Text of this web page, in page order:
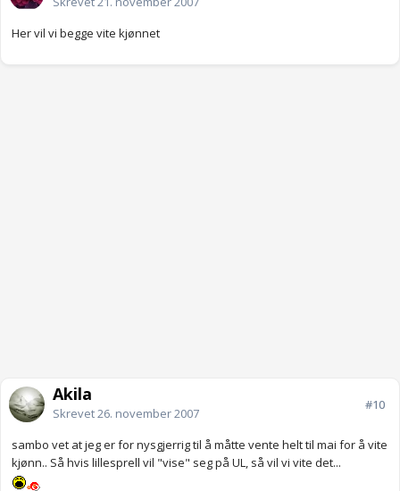
Her vil vi begge vite kjønnet
Akila
Skrevet26. november 2007
#10
sambo vet at jeg er for nysgjerrig til å måtte vente helt til mai for å vite
kjønn.. Så hvis lillesprell vil "vise" seg på UL, så vil vi vite det...